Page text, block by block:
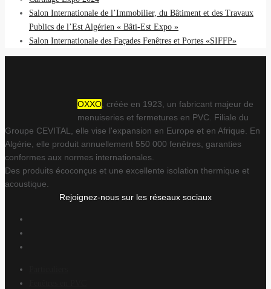
Salon Internationale de l’Immobilier, du Bâtiment et des Travaux
Publics de l’Est Algérien « Bâti-Est Expo »
Salon Internationale des Façades Fenêtres et Portes «SIFFP»
OXXO , créée en 1923, un fabricant majeur de
menuiseries et fermetures en PVC. Filiale du
Groupe CEVITAL, elle vise l'expansion en Europe et en Afrique. En
Algérie, elle produit annuellement 550 000 fenêtres, garanties
conformes aux normes internationales.
Des produits écoconçus et une excellente isolation thermique et
acoustique.
Rejoignez-nous sur les réseaux sociaux